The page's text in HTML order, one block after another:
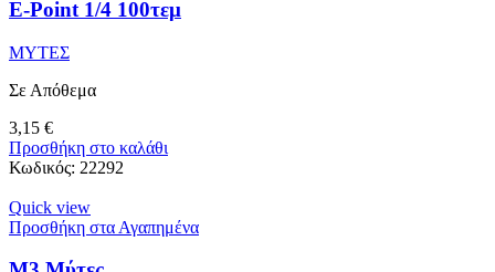
E-Point 1/4 100τεμ
ΜΥΤΕΣ
Σε Απόθεμα
3,15 €
Προσθήκη στο καλάθι
Κωδικός: 22292
Quick view
Προσθήκη στα Αγαπημένα